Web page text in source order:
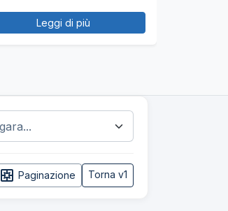
Leggi di più
pages Paginazione Torna v1